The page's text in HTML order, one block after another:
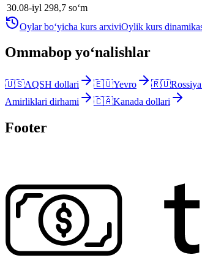
30.08-iyl 298,7 soʻm
Oylar bo‘yicha kurs arxiviOylik kurs
Ommabop yo‘nalishlar
🇺🇸AQSH dollari 🇪🇺Yevro 🇷🇺
Amirliklari dirhami
🇨🇦Kanada dollari
Footer